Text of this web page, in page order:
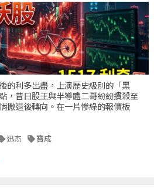
的利多出盡，上演歷史級別的「黑
，昔日股王與半導體二哥紛紛摜殺至
撤退後轉向。在一片慘綠的報價板
迅杰 寶成